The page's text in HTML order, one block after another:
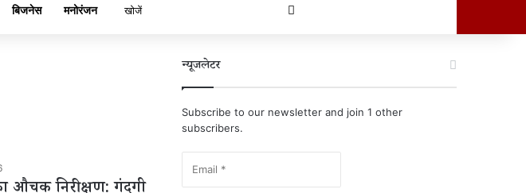
बिजनेस मनोरंजन
न्यूजलेटर
Subscribe to our newsletter and join 1 other
subscribers.